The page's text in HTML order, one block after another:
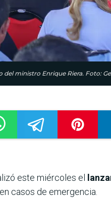
ministro Enrique Riera. Foto:
este miércoles el
casos de emergencia.